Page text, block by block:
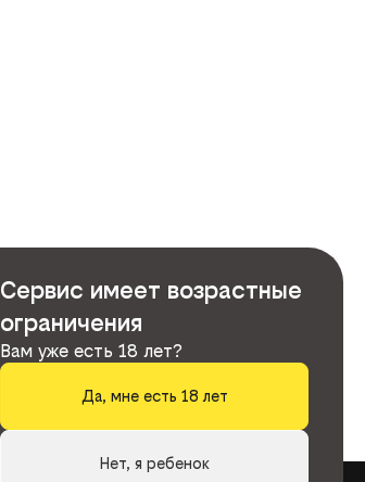
Сервис имеет возрастные
ограничения
Вам уже есть 18 лет?
Да, мне есть 18 лет
Нет, я ребенок